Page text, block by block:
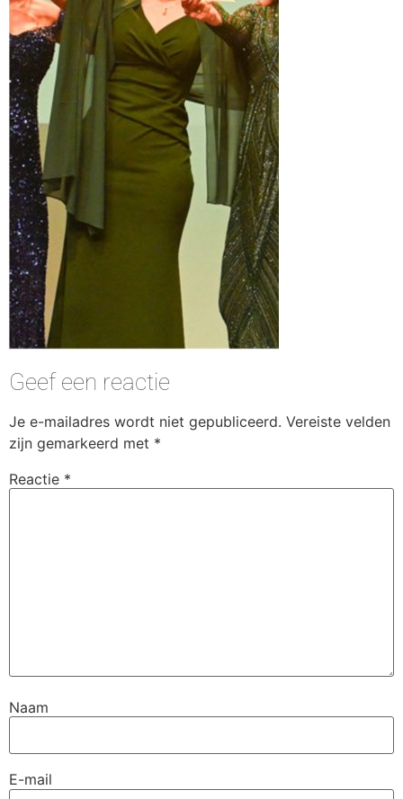
Geef een reactie
Je e-mailadres wordt niet gepubliceerd. Vereiste velden
zijn gemarkeerd met *
Reactie *
Naam
E-mail